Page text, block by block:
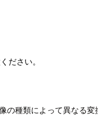
ださい。
の種類によって異なる